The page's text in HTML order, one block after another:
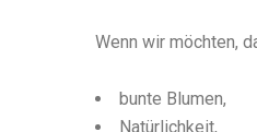
Wenn wir möchten,
bunte Blumen,
Natürlichkeit,